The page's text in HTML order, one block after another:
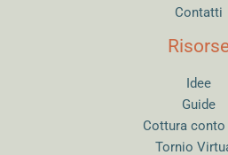
Contatti
Idee
Guide
Cottura conto
Tornio